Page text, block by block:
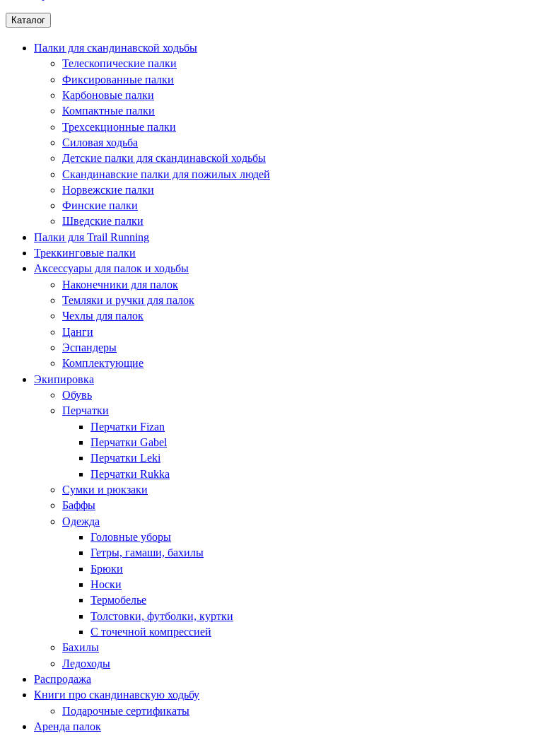
Каталог
Палки для скандинавской ходьбы
Телескопические палки
Фиксированные палки
Карбоновые палки
Компактные палки
Трехсекционные палки
Силовая ходьба
Детские палки для скандинавской ходьбы
Скандинавские палки для пожилых людей
Норвежские палки
Финские палки
Шведские палки
Палки для Trail Running
Треккинговые палки
Аксессуары для палок и ходьбы
Наконечники для палок
Темляки и ручки для палок
Чехлы для палок
Цанги
Эспандеры
Комплектующие
Экипировка
Обувь
Перчатки
Перчатки Fizan
Перчатки Gabel
Перчатки Leki
Перчатки Rukka
Сумки и рюкзаки
Баффы
Одежда
Головные уборы
Гетры, гамаши, бахилы
Брюки
Носки
Термобелье
Толстовки, футболки, куртки
С точечной компрессией
Бахилы
Ледоходы
Распродажа
Книги про скандинавскую ходьбу
Подарочные сертификаты
Аренда палок